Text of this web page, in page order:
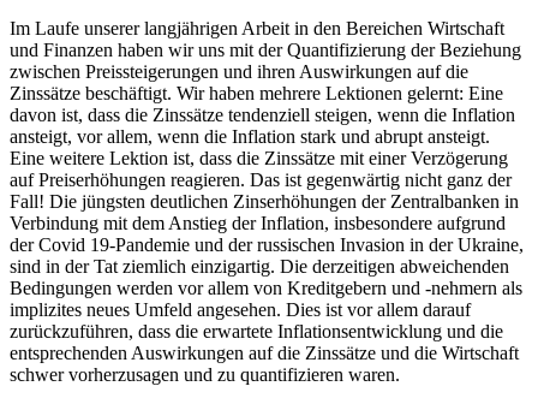
Im Laufe unserer langjährigen Arbeit in den Bereichen Wirtschaft
und Finanzen haben wir uns mit der Quantifizierung der Beziehung
zwischen Preissteigerungen und ihren Auswirkungen auf die
Zinssätze beschäftigt. Wir haben mehrere Lektionen gelernt: Eine
davon ist, dass die Zinssätze tendenziell steigen, wenn die Inflation
ansteigt, vor allem, wenn die Inflation stark und abrupt ansteigt.
Eine weitere Lektion ist, dass die Zinssätze mit einer Verzögerung
auf Preiserhöhungen reagieren. Das ist gegenwärtig nicht ganz der
Fall! Die jüngsten deutlichen Zinserhöhungen der Zentralbanken in
Verbindung mit dem Anstieg der Inflation, insbesondere aufgrund
der Covid 19-Pandemie und der russischen Invasion in der Ukraine,
sind in der Tat ziemlich einzigartig. Die derzeitigen abweichenden
Bedingungen werden vor allem von Kreditgebern und -nehmern als
implizites neues Umfeld angesehen. Dies ist vor allem darauf
zurückzuführen, dass die erwartete Inflationsentwicklung und die
entsprechenden Auswirkungen auf die Zinssätze und die Wirtschaft
schwer vorherzusagen und zu quantifizieren waren.